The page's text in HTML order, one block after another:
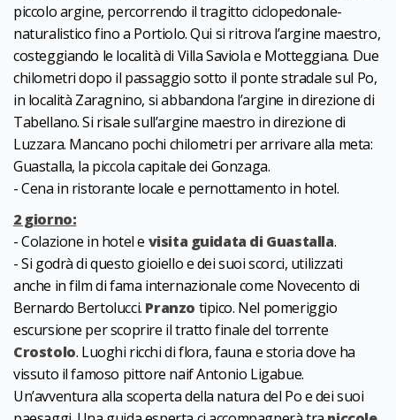
piccolo argine, percorrendo il tragitto ciclopedonale-
naturalistico fino a Portiolo. Qui si ritrova l’argine maestro,
costeggiando le località di Villa Saviola e Motteggiana. Due
chilometri dopo il passaggio sotto il ponte stradale sul Po,
in località Zaragnino, si abbandona l’argine in direzione di
Tabellano. Si risale sull’argine maestro in direzione di
Luzzara. Mancano pochi chilometri per arrivare alla meta:
Guastalla, la piccola capitale dei Gonzaga.
- Cena in ristorante locale e pernottamento in hotel.
2 giorno:
- Colazione in hotel e visita guidata di Guastalla.
- Si godrà di questo gioiello e dei suoi scorci, utilizzati
anche in film di fama internazionale come Novecento di
Bernardo Bertolucci. Pranzo tipico. Nel pomeriggio
escursione per scoprire il tratto finale del torrente
Crostolo. Luoghi ricchi di flora, fauna e storia dove ha
vissuto il famoso pittore naif Antonio Ligabue.
Un’avventura alla scoperta della natura del Po e dei suoi